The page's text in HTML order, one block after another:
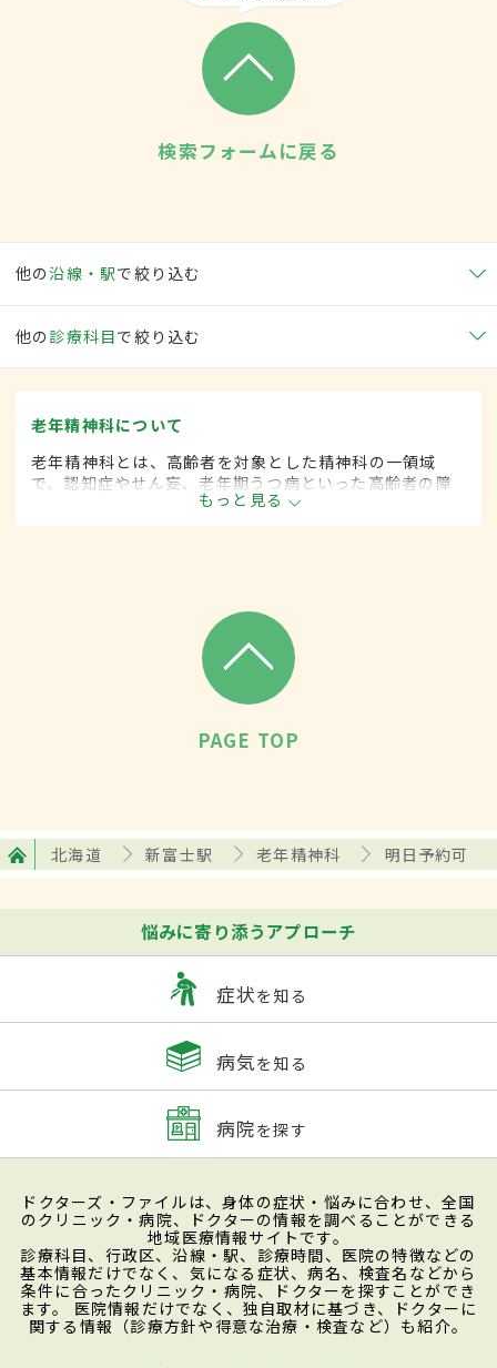
検索フォームに戻る
他の沿線・駅で絞り込む
他の 診療科目で絞り込む
老年精神科について
老年精神科とは、高齢者を対象とした精神科の一領域
で、認知症やせん妄、老年期うつ病といった高齢者の障
害の診断・治療を行います。
もっと見る
PAGE TOP
北海道 新富士駅 老年精神科 明日予約可
悩みに寄り添うアプローチ
症状を知る
病気を知る
病院を探す
ドクターズ・ファイルは、身体の症状・悩みに合わせ、全国
のクリニック・病院、ドクターの情報を調べることができる
地域医療情報サイトです。
診療科目、行政区、沿線・駅、診療時間、医院の特徴などの
基本情報だけでなく、気になる症状、病名、検査名などから
条件に合ったクリニック・病院、ドクターを探すことができ
ます。 医院情報だけでなく、独自取材に基づき、ドクターに
関する情報（診療方針や得意な治療・検査など）も紹介。